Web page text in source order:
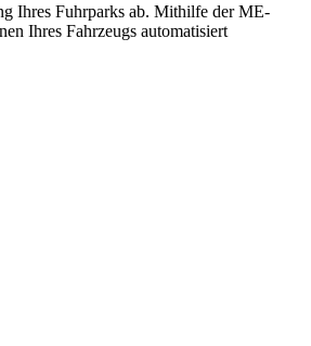
Ihres Fuhrparks ab. Mithilfe der ME-
Ihres Fahrzeugs automatisiert